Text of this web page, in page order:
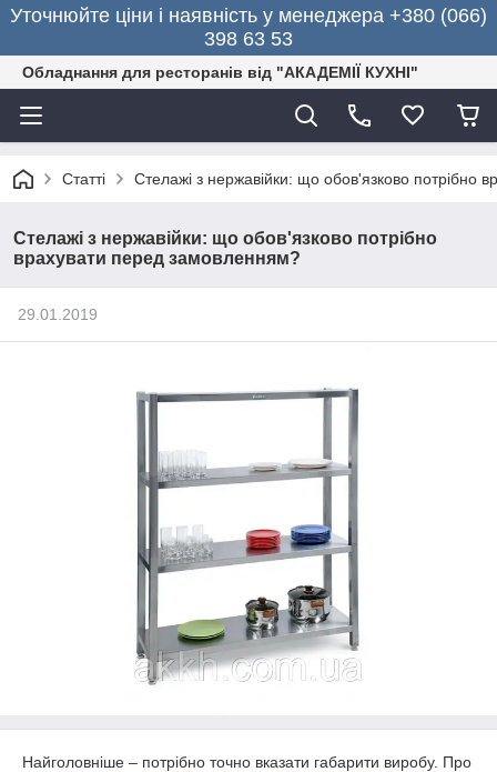
Уточнюйте ціни і наявність у менеджера +380 (066)
398 63 53
Обладнання для ресторанів від "АКАДЕМІЇ КУХНІ"
Статті Стелажі з нержавійки: що обов'язково потрібно
Стелажі з нержавійки: що обов'язково потрібно
врахувати перед замовленням?
29.01.2019
Найголовніше – потрібно точно вказати габарити виробу. Про